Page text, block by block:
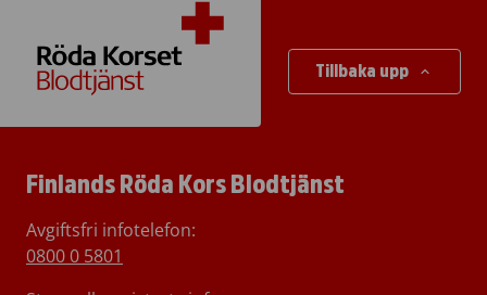
Tillbaka upp
Finlands Röda Kors Blodtjänst
Avgiftsfri infotelefon:
0800 0 5801